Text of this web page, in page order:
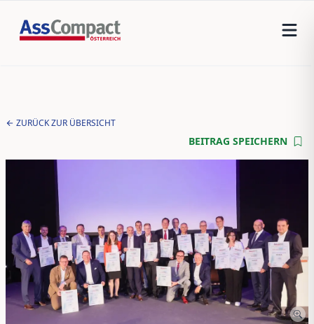
ZURÜCK ZUR ÜBERSICHT
BEITRAG SPEICHERN